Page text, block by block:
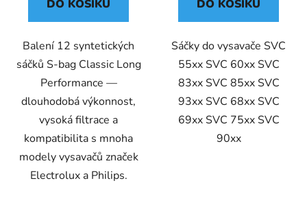
DO KOŠÍKU
Balení 12 syntetických
sáčků S-bag Classic Long
Performance —
dlouhodobá výkonnost,
vysoká filtrace a
kompatibilita s mnoha
modely vysavačů značek
Electrolux a Philips.
DO KOŠÍKU
Sáčky do vysavače SVC
55xx SVC 60xx SVC
83xx SVC 85xx SVC
93xx SVC 68xx SVC
69xx SVC 75xx SVC
90xx